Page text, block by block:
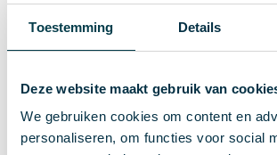
Toestemming Details
Deze website maakt gebruik van
We gebruiken cookies om content en
personaliseren, om functies voor social
Kleur
Soort Standaard
Hoogte 7.1 cm
Breedte 5 cm